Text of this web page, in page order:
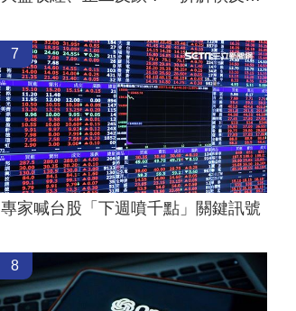
7
專家喊台股「下週噴千點」關鍵訊號
8